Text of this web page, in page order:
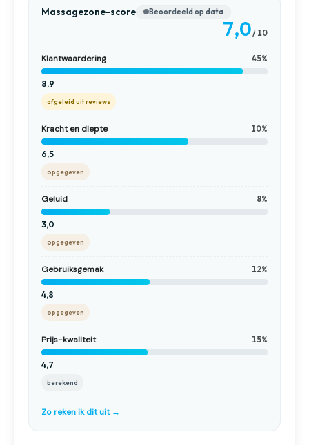
Massagezone-score Beoordeeld op data
7,0/ 10
Klantwaardering 45%
8,9
afgeleid uit reviews
Kracht en diepte 10%
6,5
opgegeven
Geluid 8%
3,0
opgegeven
Gebruiksgemak 12%
4,8
opgegeven
Prijs-kwaliteit 15%
4,7
berekend
Zo reken ik dit uit →